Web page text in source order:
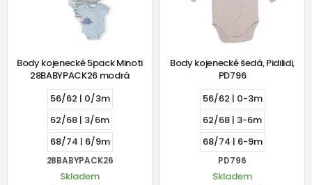
Body kojenecké 5pack Minoti
28BABYPACK26 modrá
56/62 | 0/3m
62/68 | 3/6m
68/74 | 6/9m
28BABYPACK26
Skladem
Body kojenecké šedá, Pidilidi,
PD796
56/62 | 0-3m
62/68 | 3-6m
68/74 | 6-9m
PD796
Skladem